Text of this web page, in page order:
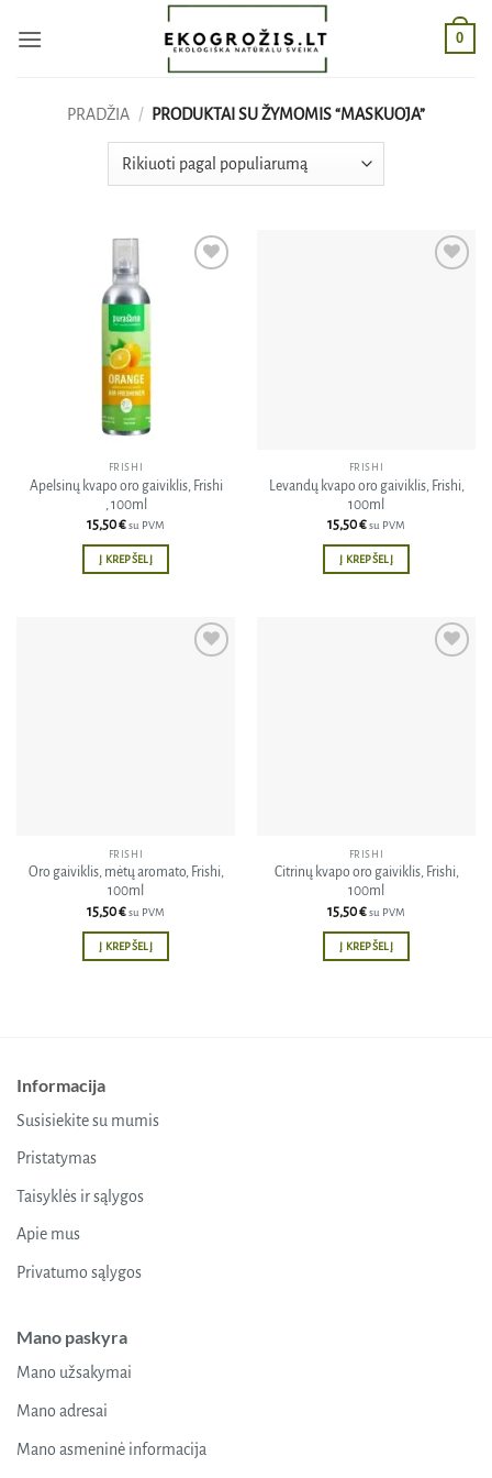
0
PRADŽIA / PRODUKTAI SU ŽYMOMIS “MASKUOJA”
FRISHI
Apelsinų kvapo oro gaiviklis, Frishi
, 100ml
15,50€su PVM
Į KREPŠELĮ
FRISHI
Levandų kvapo oro gaiviklis, Frishi,
100ml
15,50€su PVM
Į KREPŠELĮ
FRISHI
Oro gaiviklis, mėtų aromato, Frishi,
100ml
15,50€su PVM
Į KREPŠELĮ
FRISHI
Citrinų kvapo oro gaiviklis, Frishi,
100ml
15,50€su PVM
Į KREPŠELĮ
Informacija
Susisiekite su mumis
Pristatymas
Taisyklės ir sąlygos
Apie mus
Privatumo sąlygos
Mano paskyra
Mano užsakymai
Mano adresai
Mano asmeninė informacija